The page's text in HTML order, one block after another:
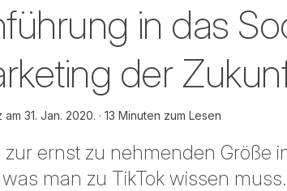
in das
der
am 31. Jan. 2020. 13 Minuten zum Lesen
ernst zu nehmenden Größe
man zu TikTok wissen muss.